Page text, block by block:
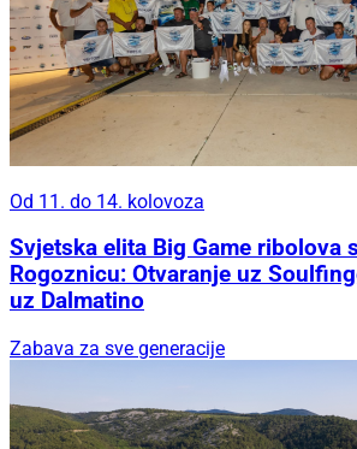
Od 11. do 14. kolovoza
Svjetska elita Big Game ribolova
Rogoznicu: Otvaranje uz
uz Dalmatino
Zabava za sve generacije